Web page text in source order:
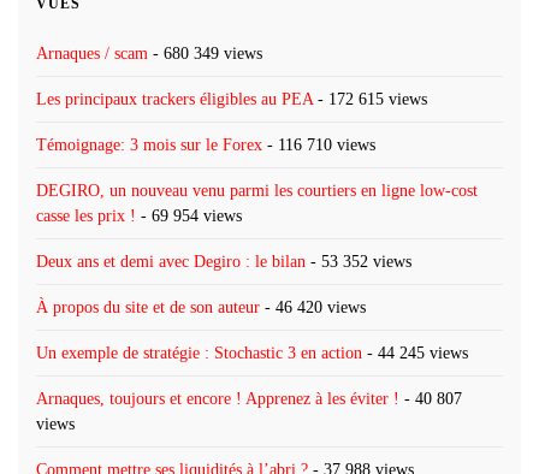
Arnaques / scam - 680 349 views
Les principaux trackers éligibles au PEA - 172 615 views
Témoignage: 3 mois sur le Forex - 116 710 views
DEGIRO, un nouveau venu parmi les courtiers en ligne low-cost
casse les prix ! - 69 954 views
Deux ans et demi avec Degiro : le bilan - 53 352 views
À propos du site et de son auteur - 46 420 views
Un exemple de stratégie : Stochastic 3 en action - 44 245 views
Arnaques, toujours et encore ! Apprenez à les éviter ! - 40 807
views
Comment mettre ses liquidités à l’abri ? - 37 988 views